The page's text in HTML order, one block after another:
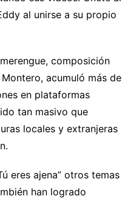
al unirse a su propio
composición
acumuló más de
en plataformas
tan masivo que
locales y extranjeras
eres ajena” otros temas
han logrado